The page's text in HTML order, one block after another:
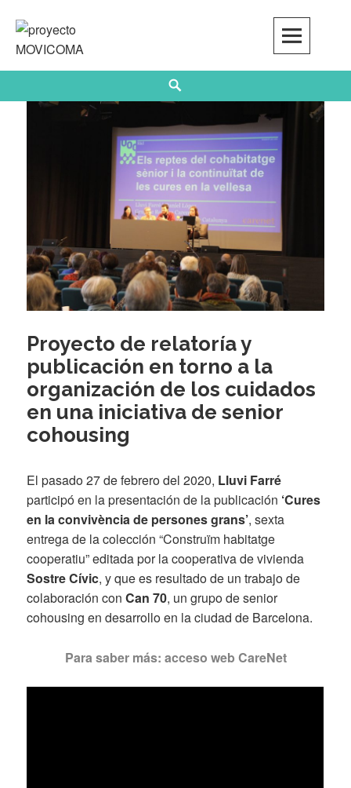
content
Proyecto de relatoría y
publicación en torno a la
organización de los cuidados
en una iniciativa de senior
cohousing
El pasado 27 de febrero del 2020, Lluvi Farré
participó en la presentación de la publicación ‘Cures
en la convivència de persones grans’, sexta
entrega de la colección “Construïm habitatge
cooperatiu” editada por la cooperativa de vivienda
Sostre Cívic, y que es resultado de un trabajo de
colaboración conCan 70, un grupo de senior
cohousing en desarrollo en la ciudad de Barcelona.
Para saber más: acceso web CareNet